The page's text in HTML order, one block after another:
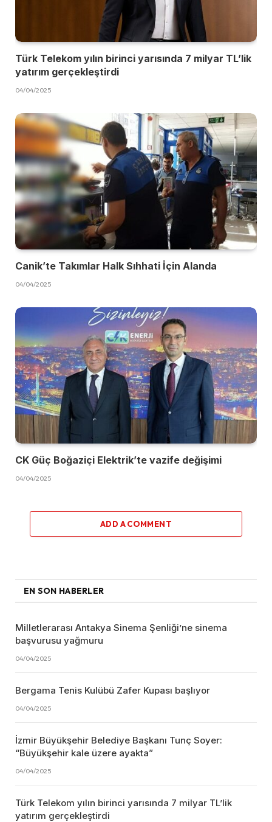
Türk Telekom yılın birinci yarısında 7 milyar TL’lik
yatırım gerçekleştirdi
04/04/2025
Canik’te Takımlar Halk Sıhhati İçin Alanda
04/04/2025
CK Güç Boğaziçi Elektrik’te vazife değişimi
04/04/2025
ADD A COMMENT
EN SON HABERLER
Milletlerarası Antakya Sinema Şenliği’ne sinema
başvurusu yağmuru
04/04/2025
Bergama Tenis Kulübü Zafer Kupası başlıyor
04/04/2025
İzmir Büyükşehir Belediye Başkanı Tunç Soyer:
“Büyükşehir kale üzere ayakta”
04/04/2025
Türk Telekom yılın birinci yarısında 7 milyar TL’lik
yatırım gerçekleştirdi